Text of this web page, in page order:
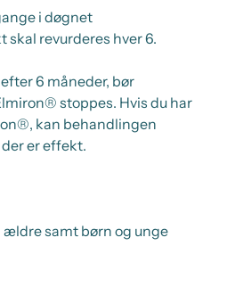
i døgnet
revurderes hver 6.
6 måneder, bør
stoppes. Hvis du har
kan behandlingen
er effekt.
ældre samt børn og unge